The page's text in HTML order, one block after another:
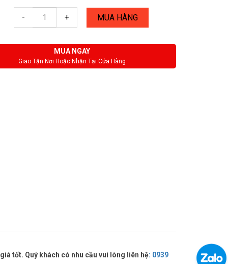
- + MUA HÀNG
MUA NGAY
Giao Tận Nơi Hoặc Nhận Tại Cửa Hàng
tốt. Quý khách có nhu cầu vui lòng liên hệ: 0939